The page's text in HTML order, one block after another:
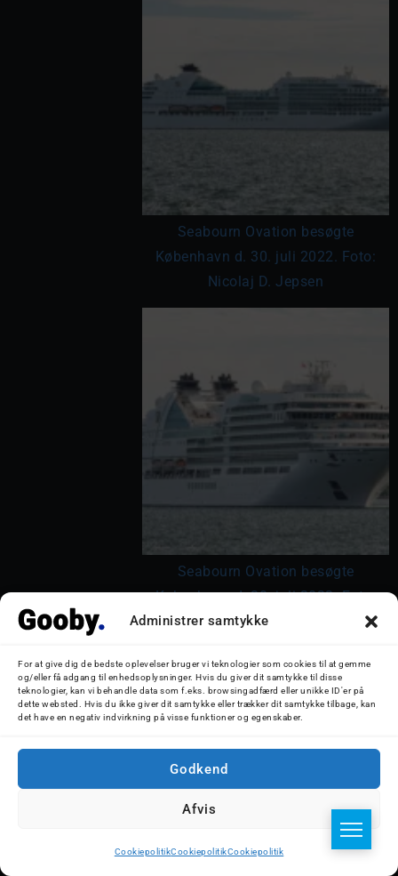
Administrer samtykke
For at give dig de bedste oplevelser bruger vi teknologier som cookies til at gemme
og/eller få adgang til enhedsoplysninger. Hvis du giver dit samtykke til disse
teknologier, kan vi behandle data som f.eks. browsingadfærd eller unikke ID'er på
dette websted. Hvis du ikke giver dit samtykke eller trækker dit samtykke tilbage, kan
det have en negativ indvirkning på visse funktioner og egenskaber.
Godkend
Afvis
CookiepolitikCookiepolitikCookiepolitik
Seabourn Ovation besøgte
København d. 30. juli 2022. Foto:
Nicolaj D. Jepsen
Seabourn Ovation besøgte
København d. 30. juli 2022. Foto:
Nicolaj D. Jepsen